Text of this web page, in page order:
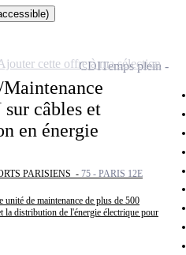
câbles et
en énergie
PARISIENS - 75 - PARIS 12E
de maintenance de plus de 500
la distribution de l'énergie électrique pour
CDITemps plein
cette offre à ma sélection